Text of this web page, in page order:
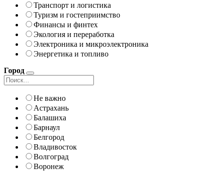
Транспорт и логистика
Туризм и гостеприимство
Финансы и финтех
Экология и переработка
Электроника и микроэлектроника
Энергетика и топливо
Город
Не важно
Астрахань
Балашиха
Барнаул
Белгород
Владивосток
Волгоград
Воронеж